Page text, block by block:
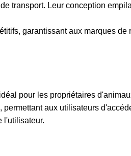
transport. Leur conception
garantissant aux marques de
pour les propriétaires
aux utilisateurs
l'utilisateur.